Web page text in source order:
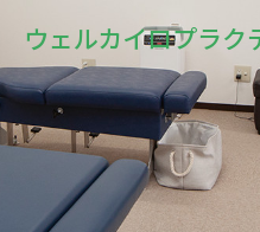
ウェルカイロプラク